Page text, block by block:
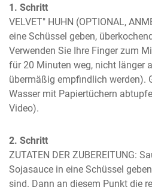
1. Schritt
VELVET" HUHN (OPTIONAL,
eine Schüssel geben,
Verwenden Sie Ihre Finger zum
für 20 Minuten weg, nicht länger
übermäßig empfindlich werden).
Wasser mit Papiertüchern
Video).
2. Schritt
ZUTATEN DER ZUBEREITUNG:
Sojasauce in eine Schüssel
sind. Dann an diesem Punkt die